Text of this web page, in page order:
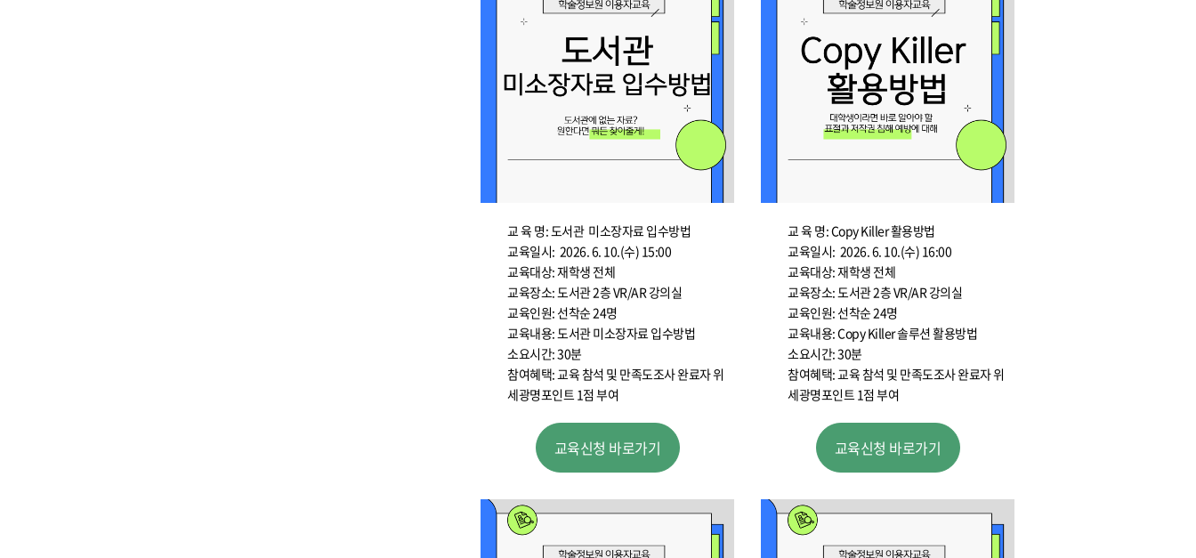
교 육 명: 도서관 미소장자료 입수방법
교육일시: 2026. 6. 10.(수) 15:00
교육대상: 재학생 전체
교육장소: 도서관 2층 VR/AR 강의실
교육인원: 선착순 24명
교육내용: 도서관 미소장자료 입수방법
소요시간: 30분
참여혜택: 교육 참석 및 만족도조사 완료자 위
세광명포인트 1점 부여
교육신청 바로가기
교 육 명: Copy Killer 활용방법
교육일시: 2026. 6. 10.(수) 16:00
교육대상: 재학생 전체
교육장소: 도서관 2층 VR/AR 강의실
교육인원: 선착순 24명
교육내용: Copy Killer 솔루션 활용방법
소요시간: 30분
참여혜택: 교육 참석 및 만족도조사 완료자 위
세광명포인트 1점 부여
교육신청 바로가기